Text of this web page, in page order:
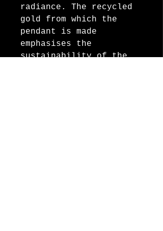
radiance. The recycled
gold from which the
pendant is made
emphasises the
sustainability of the